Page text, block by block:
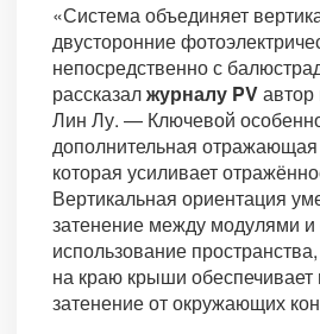
«Система объединяет
двусторонние
непосредственно с
рассказалжурналу PV
Лин Лу. — Ключевой
дополнительная отражающая
которая усиливает
Вертикальная ориентация
затенение между модулями и
использование
на краю крыши
затенение от окружающих